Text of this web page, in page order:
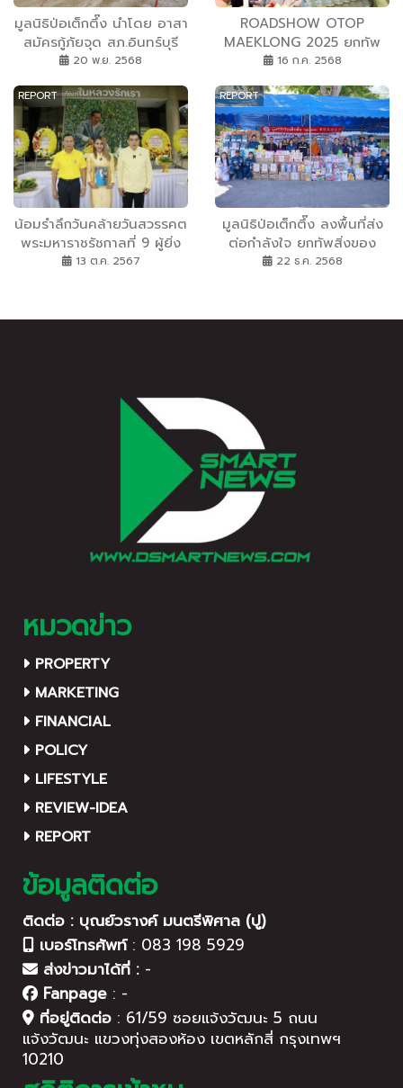
มูลนิธิป่อเต็กตึ๊ง นำโดย อาสา
สมัครกู้ภัยจุด สภ.อินทร์บุรี
ท่าช้าง และบางระจัน ยังคง
เนื่อง! จัดตั้งกองอำนวยการ
รับแจ้งเหตุ-ช่วยเหลือ อพยพ
แจกจ่ายถุงยังชีพ และอาหาร
ปรุงสุกบรรจุกล่องพร้อมน้ำ
ดื่ม อาหารสุนัขและแมว แก่ผู้
ประสบภัยน้ำท่วมในพื้นที่
จังหวัดสิงห์บุรี
20 พ.ย. 2568
ROADSHOW OTOP
MAEKLONG 2025 ยกทัพ
ของดีจังหวัดสมุทรสงคราม
2568 ที่ลานอเนกประสงค์
อาคาร B ศูนย์ราชการฯ 80
พรรษา แจ้งวัฒนะช้อปเพลิน
กับสินค้า OTOP
สมุทรสงคราม จัดโดย
สำนักงานพัฒนาชุมชนจังหวัด
สมุทรสงคราม
16 ก.ค. 2568
REPORT
น้อมรำลึกวันคล้ายวันสวรรคต
พระมหาราชรัชกาลที่ 9 ผู้ยิ่ง
ใหญ่ 13 ตุลาคม ของทุกปี
พระมหากรุณาธิคุณอันหาที่สุด
นาถบพิตร ผู้ทรงเป็นศูนย์รวม
จิตใจของคนไทยทุกหมู่เหล่า
ตลอดระยะเวลา 70 ปีที่ทรง
ครองราชย์ พระองค์ทรงอุทิศ
เพื่อบำบัดทุกข์บำรุงสุขให้แก่
ประชาชนชาวไทยด้วยพระราช
กรณียกิจนานัปการ
13 ต.ค. 2567
REPORT
มูลนิธิป่อเต็กตึ๊ง ลงพื้นที่ส่ง
ต่อกำลังใจ ยกทัพสิ่งของ
เครื่องใช้จำเป็น ฯลฯ มอบให้
พักพิงชั่วคราวในพื้นที่จังหวัด
พยาบาล รวมมูลค่ากว่า 2.5
22 ธ.ค. 2568
หมวดข่าว
PROPERTY
MARKETING
FINANCIAL
POLICY
LIFESTYLE
REVIEW-IDEA
REPORT
ข้อมูลติดต่อ
ติดต่อ : บุณย์วรางค์ มนตรีพิศาล (ปู)
เบอร์โทรศัพท์: 083 198 5929
ส่งข่าวมาได้ที่ : -
Fanpage : -
ที่อยู่ติดต่อ : 61/59 ซอยแจ้งวัฒนะ 5 ถนน
แจ้งวัฒนะ แขวงทุ่งสองห้อง เขตหลักสี่ กรุงเทพฯ
10210